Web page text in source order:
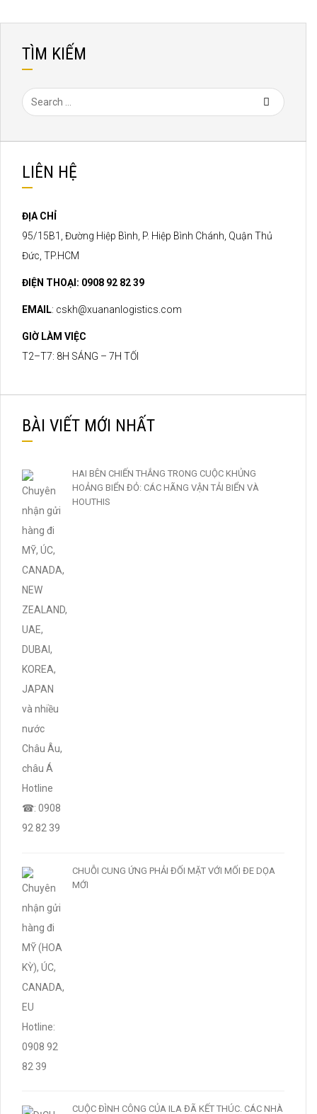
TÌM KIẾM
LIÊN HỆ
ĐỊA CHỈ
95/15B1, Đường Hiệp Bình, P. Hiệp Bình Chánh, Quận Thủ
Đức, TP.HCM
ĐIỆN THOẠI: 0908 92 82 39
EMAIL: cskh@xuananlogistics.com
GIỜ LÀM VIỆC
T2–T7: 8H SÁNG – 7H TỐI
BÀI VIẾT MỚI NHẤT
HAI BÊN CHIẾN THẮNG TRONG CUỘC KHỦNG
HOẢNG BIỂN ĐỎ: CÁC HÃNG VẬN TẢI BIỂN VÀ
HOUTHIS
CHUỖI CUNG ỨNG PHẢI ĐỐI MẶT VỚI MỐI ĐE DỌA
MỚI
CUỘC ĐÌNH CÔNG CỦA ILA ĐÃ KẾT THÚC. CÁC NHÀ